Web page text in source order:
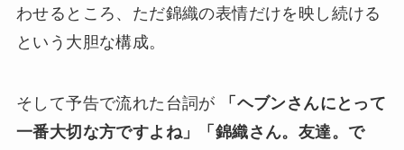
わせるところ、ただ錦織の表情だけを映し続ける
という大胆な構成。
そして予告で流れた台詞が
「ヘブンさんにとって
一番大切な方ですよね」「錦織さん。友達。で